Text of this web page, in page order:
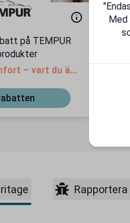
på TEMPUR
– vart du än
Med